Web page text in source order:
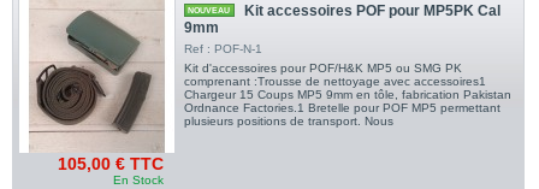
NOUVEAU
Kit accessoires POF pour MP5PK Cal
9mm
Ref : POF-N-1
Kit d'accessoires pour POF/H&K MP5 ou SMG PK
comprenant :Trousse de nettoyage avec accessoires1
Chargeur 15 Coups MP5 9mm en tôle, fabrication Pakistan
Ordnance Factories.1 Bretelle pour POF MP5 permettant
plusieurs positions de transport. Nous
105,00 € TTC
En Stock